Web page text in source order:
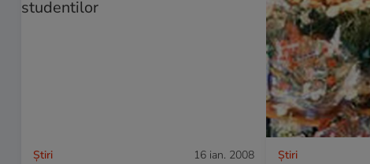
Ştiri 16 ian. 2008 Ştiri